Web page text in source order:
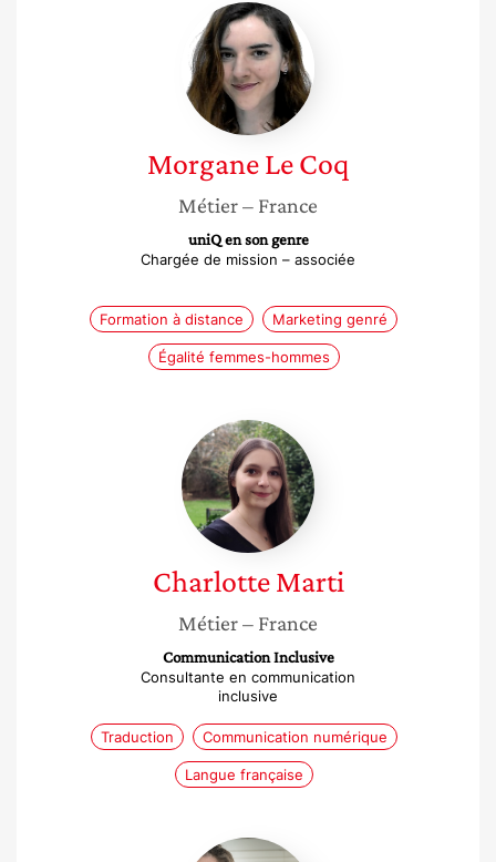
Morgane
Le
Coq
MorganeLe Coq
Métier– France
uniQ en son genre
Chargée de mission – associée
Formation à distance Marketing genré
Égalité femmes-hommes
Charlotte
Marti
Charlotte Marti
Métier– France
Communication Inclusive
Consultante en communication
inclusive
Traduction Communication numérique
Langue française
Magali